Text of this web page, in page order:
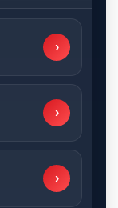
›
›
›